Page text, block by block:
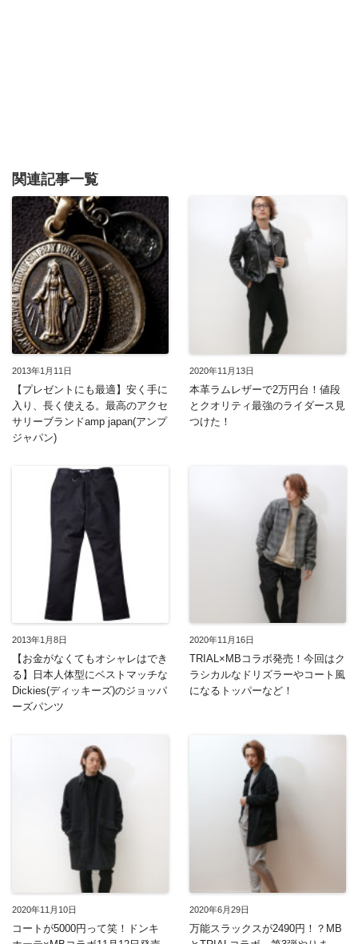
関連記事一覧
2013年1月11日
【プレゼントにも最適】安く手に
入り、長く使える。最高のアクセ
サリーブランドamp japan(アンプ
ジャパン)
2020年11月13日
本革ラムレザーで2万円台！値段
とクオリティ最強のライダース見
つけた！
2013年1月8日
【お金がなくてもオシャレはでき
る】日本人体型にベストマッチな
Dickies(ディッキーズ)のジョッパ
ーズパンツ
2020年11月16日
TRIAL×MBコラボ発売！今回はク
ラシカルなドリズラーやコート風
になるトッパーなど！
2020年11月10日
コートが5000円って笑！ドンキ
2020年6月29日
万能スラックスが2490円！？MB